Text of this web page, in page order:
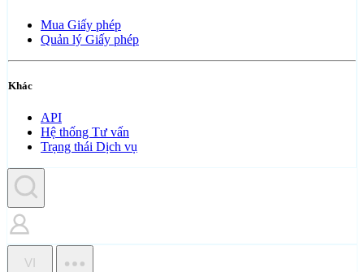
Mua Giấy phép
Quản lý Giấy phép
Khác
API
Hệ thống Tư vấn
Trạng thái Dịch vụ
VI